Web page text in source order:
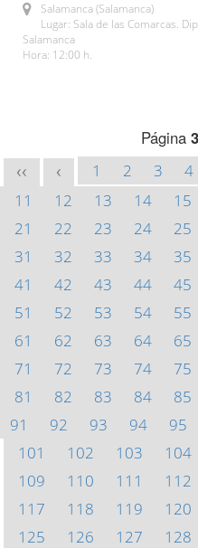
Salamanca (Salamanca)
Lugar: Sala de las Comarcas.
Salamanca
Hora: 12:00 h.
Página
<< < 1 2 3 4
11
12 13 14 15
21
22 23 24 25
31
32 33 34 35
41
42 43 44 45
51
52 53 54 55
61
62 63 64 65
71
72 73 74 75
81
82 83 84 85
91
92 93 94 95
101
102 103 104
109
110 111 112
117
118 119 120
125
126 127 128